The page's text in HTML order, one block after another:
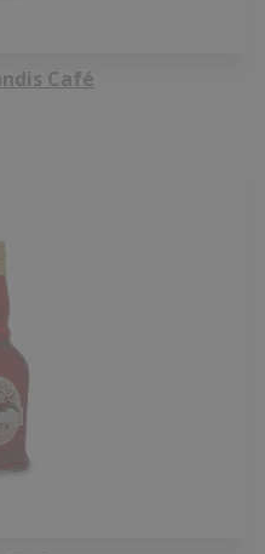
Café